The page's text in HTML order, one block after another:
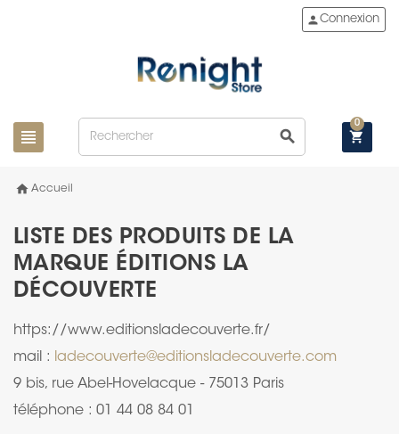
view_headline search
personConnexion
shopping_cart
0
home Accueil
LISTE DES PRODUITS DE LA
MARQUE ÉDITIONS LA
DÉCOUVERTE
https://www.editionsladecouverte.fr/
mail : ladecouverte@editionsladecouverte.com
9 bis, rue Abel-Hovelacque - 75013 Paris
téléphone : 01 44 08 84 01